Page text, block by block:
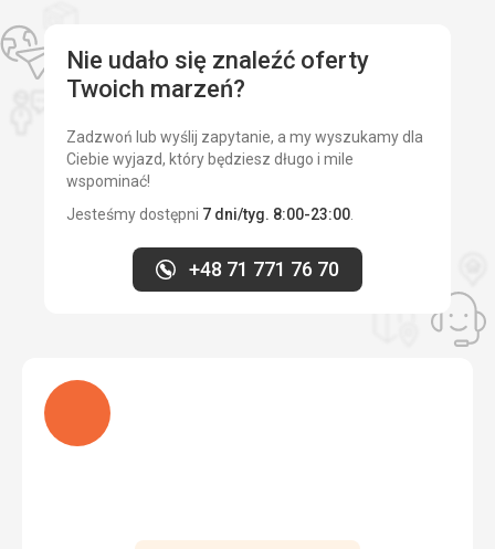
Cena
Plaża jest czysta, schludna, piękny drobny biały piasek
Wyżywienie
Różnorodne, kolorowe, z innym motywem każdego
wieczoru.
Zakwaterowanie
Pokój jest ładnie umeblowany, choć drobne przeróbki i
naprawy nie byłyby nie na miejscu.
Ta recenzja została automatycznie przetłumaczona za
pomocą Google Translate
Nie udało się znaleźć oferty
Twoich marzeń?
Zadzwoń lub wyślij zapytanie, a my wyszukamy dla
Ciebie wyjazd, który będziesz długo i mile
wspominać!
Jesteśmy dostępni 7 dni/tyg. 8:00-23:00.
+48 71 771 76 70
Ładuję